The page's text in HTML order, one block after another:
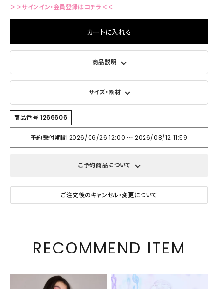
＞＞サインイン・会員登録はコチラ＜＜
カートに入れる
商品説明
サイズ・素材
商品番号 1266606
予約受付期間 2026/06/26 12:00 〜 2026/08/12 11:59
ご予約商品について
ご注文後のキャンセル・変更について
RECOMMEND ITEM